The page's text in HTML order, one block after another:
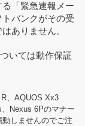
「緊急速報メー
バンクがその受
ありません。
いては動作保証
、AQUOS Xx3
Nexus 6Pのマナー
しませんのでご注